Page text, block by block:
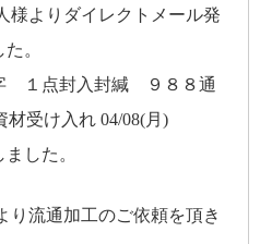
様よりダイレクトメール発
。
１点封入封緘 ９８８通
受け入れ 04/08(月)
した。
り流通加工のご依頼を頂き